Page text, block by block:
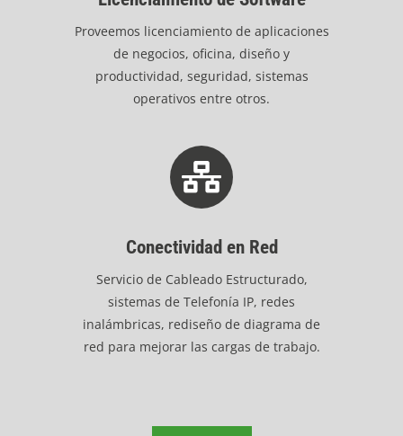
Proveemos licenciamiento de aplicaciones
de negocios, oficina, diseño y
productividad, seguridad, sistemas
operativos entre otros.
Conectividad en Red
Servicio de Cableado Estructurado,
sistemas de Telefonía IP, redes
inalámbricas, rediseño de diagrama de
red para mejorar las cargas de trabajo.